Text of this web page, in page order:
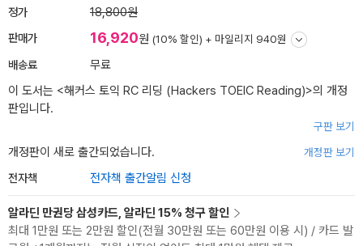
정가 18,800원
판매가 16,920원 (10% 할인) + 마일리지 940원
배송료
무료
이 도서는 <해커스 토익 RC 리딩 (Hackers TOEIC Reading)>의 개정
판입니다.
구판 보기
개정판이 새로 출간되었습니다. 개정판 보기
전자책 전자책 출간알림 신청
알라딘 만권당 삼성카드, 알라딘 15% 청구 할인
최대 1만원 또는 2만원 할인(전월 30만원 또는 60만원 이용 시) / 카드 발